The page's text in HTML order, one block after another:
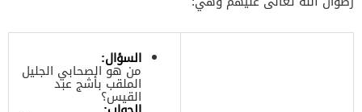
السؤال:
من هو الصحابي الجليل
الملقب بأشج عبد
القيس؟